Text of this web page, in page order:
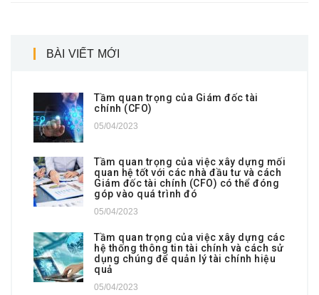
BÀI VIẾT MỚI
Tầm quan trọng của Giám đốc tài
chính (CFO)
05/04/2023
Tầm quan trọng của việc xây dựng mối
quan hệ tốt với các nhà đầu tư và cách
Giám đốc tài chính (CFO) có thể đóng
góp vào quá trình đó
05/04/2023
Tầm quan trọng của việc xây dựng các
hệ thống thông tin tài chính và cách sử
dụng chúng để quản lý tài chính hiệu
quả
05/04/2023